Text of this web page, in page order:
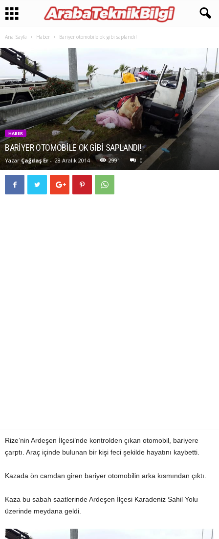
Ana Sayfa Haber Bariyer otomobile ok gibi saplandı!
HABER
BARIYER OTOMOBILE OK GIBI SAPLANDI!
Yazar Çağdaş Er - 28 Aralık 2014 2991 0
Rize’nin Ardeşen İlçesi’nde kontrolden çıkan otomobil, bariyere
çarptı. Araç içinde bulunan bir kişi feci şekilde hayatını kaybetti.
Kazada ön camdan giren bariyer otomobilin arka kısmından çıktı.
Kaza bu sabah saatlerinde Ardeşen İlçesi Karadeniz Sahil Yolu
üzerinde meydana geldi.